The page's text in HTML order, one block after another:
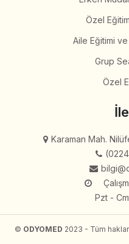
Özel
Aile Eğitimi ve
Grup
Özel
Karaman Mah.
Pzt -
© ODYOMED 2023 - Tüm hakları